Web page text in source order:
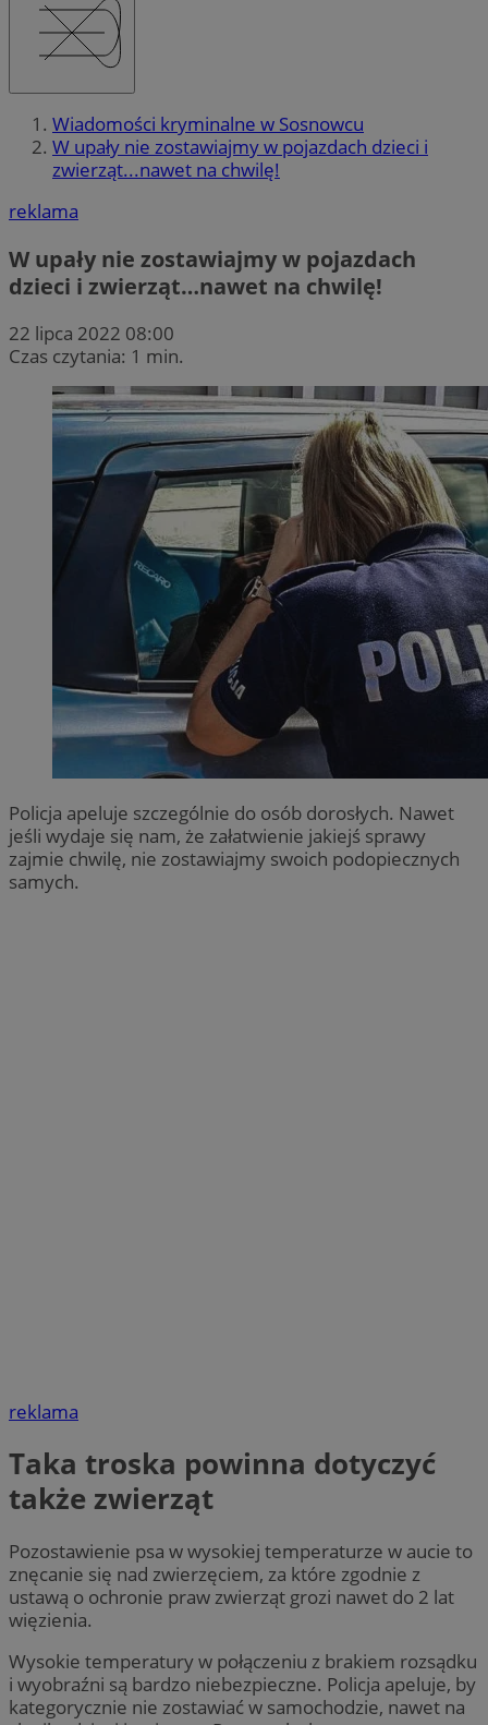
Wiadomości kryminalne w Sosnowcu
W upały nie zostawiajmy w pojazdach dzieci i
zwierząt...nawet na chwilę!
reklama
W upały nie zostawiajmy w pojazdach
dzieci i zwierząt…nawet na chwilę!
22 lipca 2022 08:00
Czas czytania: 1 min.
Policja apeluje szczególnie do osób dorosłych. Nawet
jeśli wydaje się nam, że załatwienie jakiejś sprawy
zajmie chwilę, nie zostawiajmy swoich podopiecznych
samych.
reklama
Taka troska powinna dotyczyć
także zwierząt
Pozostawienie psa w wysokiej temperaturze w aucie to
znęcanie się nad zwierzęciem, za które zgodnie z
ustawą o ochronie praw zwierząt grozi nawet do 2 lat
więzienia.
Wysokie temperatury w połączeniu z brakiem rozsądku
i wyobraźni są bardzo niebezpieczne. Policja apeluje, by
kategorycznie nie zostawiać w samochodzie, nawet na